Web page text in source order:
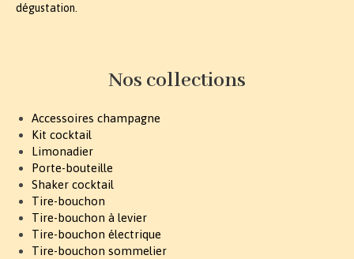
dégustation.
Nos collections
Accessoires champagne
Kit cocktail
Limonadier
Porte-bouteille
Shaker cocktail
Tire-bouchon
Tire-bouchon à levier
Tire-bouchon électrique
Tire-bouchon sommelier